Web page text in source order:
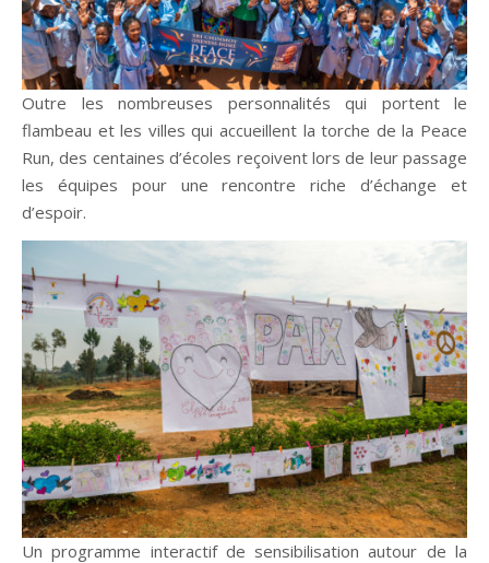
Outre les nombreuses personnalités qui portent le
flambeau et les villes qui accueillent la torche de la Peace
Run, des centaines d’écoles reçoivent lors de leur passage
les équipes pour une rencontre riche d’échange et
d’espoir.
Un programme interactif de sensibilisation autour de la